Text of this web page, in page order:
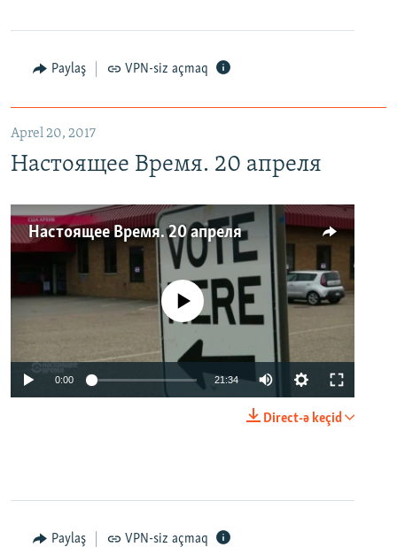
Paylaş VPN-siz açmaq
Aprel 20, 2017
Настоящее Время. 20 апреля
Настоящее Время. 20 апреля
No media source currently available
0:00 21:34
Direct-ə keçid
Paylaş VPN-siz açmaq